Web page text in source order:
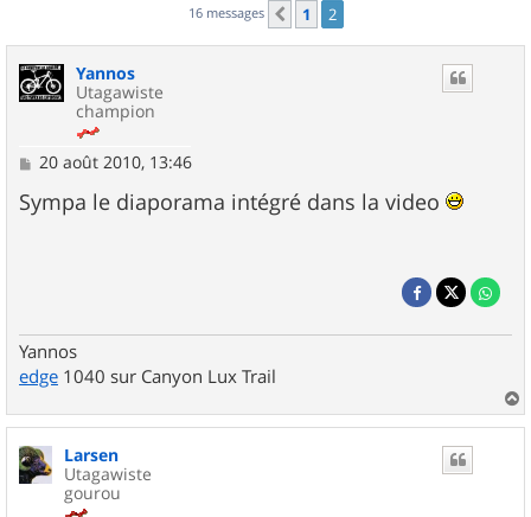
16 messages Précédent
1 2
Yannos
Utagawiste
champion
M
s
s
20 août 2010, 13:46
Sympa le diaporama intégré dans la video
Yannos
edge 1040 sur Canyon Lux Trail
a
Larsen
Utagawiste
gourou